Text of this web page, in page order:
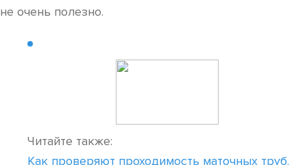
не очень полезно.
Читайте также:
Как проверяют проходимость маточных труб.